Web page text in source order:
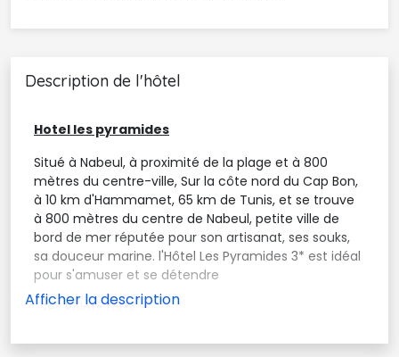
Description de l'hôtel
Hotel les pyramides
Situé à Nabeul, à proximité de la plage et à 800
mètres du centre-ville, Sur la côte nord du Cap Bon,
à 10 km d'Hammamet, 65 km de Tunis, et se trouve
à 800 mètres du centre de Nabeul, petite ville de
bord de mer réputée pour son artisanat, ses souks,
sa douceur marine. l'Hôtel Les Pyramides 3* est idéal
pour s'amuser et se détendre
. Ses Points forts :
Piscine / plage privée / discothèque / bon petit